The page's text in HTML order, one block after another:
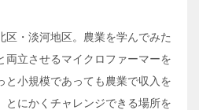
区・淡河地区。農業を学んでみた
両立させるマイクロファーマーを
と小規模であっても農業で収入を
とにかくチャレンジできる場所を